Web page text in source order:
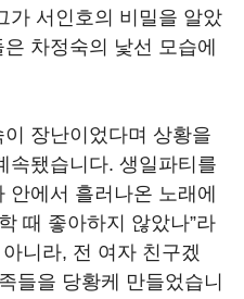
가 서인호의 비밀을 알았
차정숙의 낯선 모습에
장난이었다며 상황을
속됐습니다. 생일파티를
에서 흘러나온 노래에
때 좋아하지 않았나”라
니라, 전 여자 친구겠
들을 당황케 만들었습니